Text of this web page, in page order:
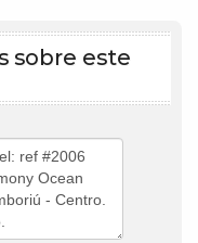
sobre este